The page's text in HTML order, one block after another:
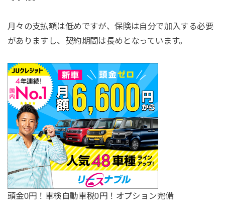
月々の支払額は低めですが、保険は自分で加入する必要
がありますし、契約期間は長めとなっています。
頭金0円！車検自動車税0円！オプション完備